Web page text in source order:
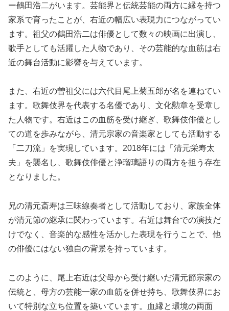
ー鶴田浩二がいます。芸能界と伝統芸能の両方に縁を持つ
家系で育ったことが、右近の幅広い表現力につながってい
ます。祖父の鶴田浩二は俳優として数々の映画に出演し、
歌手としても活躍した人物であり、その芸能的な血筋は右
近の舞台活動に影響を与えています。
また、右近の曽祖父には六代目尾上菊五郎が名を連ねてい
ます。歌舞伎界を代表する名優であり、文化勲章を受章し
た人物です。右近はこの血筋を受け継ぎ、歌舞伎俳優とし
ての道を歩みながら、清元宗家の音楽家としても活動する
「二刀流」を実現しています。2018年には「清元栄寿太
夫」を襲名し、歌舞伎俳優と浄瑠璃語りの両方を担う存在
となりました。
兄の清元斎寿は三味線奏者として活動しており、家族全体
が清元節の継承に関わっています。右近は舞台での演技だ
けでなく、音楽的な感性を活かした表現を行うことで、他
の俳優にはない独自の背景を持っています。
このように、尾上右近は父母から受け継いだ清元節宗家の
伝統と、母方の芸能一家の血筋を併せ持ち、歌舞伎界にお
いて特別な立ち位置を築いています。血縁と環境の両面